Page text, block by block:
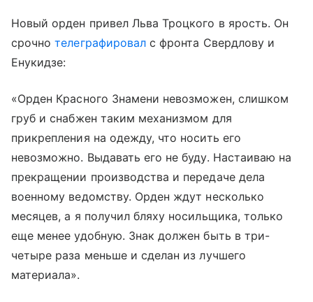
Новый орден привел Льва Троцкого в ярость. Он
срочнотелеграфировал с фронта Свердлову и
Енукидзе:
«Орден Красного Знамени невозможен, слишком
груб и снабжен таким механизмом для
прикрепления на одежду, что носить его
невозможно. Выдавать его не буду. Настаиваю на
прекращении производства и передаче дела
военному ведомству. Орден ждут несколько
месяцев, а я получил бляху носильщика, только
еще менее удобную. Знак должен быть в три-
четыре раза меньше и сделан из лучшего
материала».